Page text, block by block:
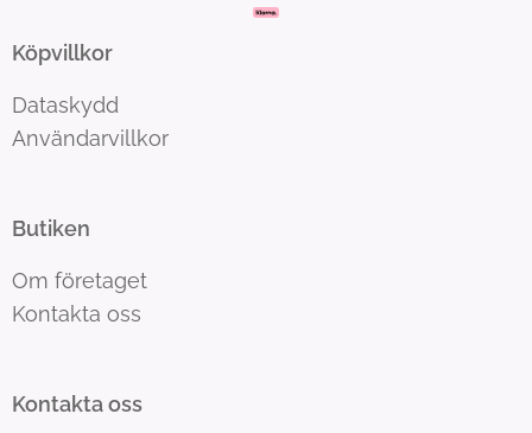
Köpvillkor
Dataskydd
Användarvillkor
Butiken
Om företaget
Kontakta oss
Kontakta oss